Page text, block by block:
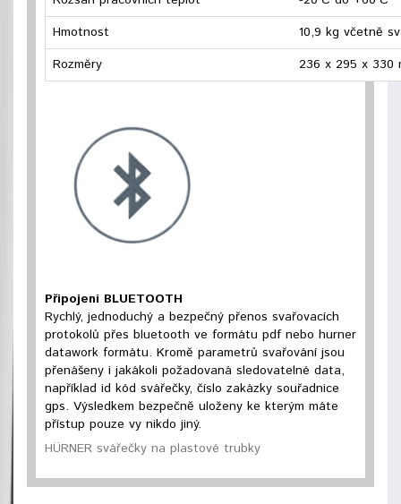
Hmotnost
10,9 kg včetně
Rozměry
236 x 295 x 330
Připojení BLUETOOTH
Rychlý, jednoduchý a bezpečný přenos svařovacích
protokolů přes bluetooth ve formátu pdf nebo hurner
datawork formátu. Kromě parametrů svařování jsou
přenášeny i jakákoli požadovaná sledovatelné data,
například id kód svářečky, číslo zakázky souřadnice
gps. Výsledkem bezpečně uloženy ke kterým máte
přístup pouze vy nikdo jiný.
HÜRNER svářečky na plastové trubky